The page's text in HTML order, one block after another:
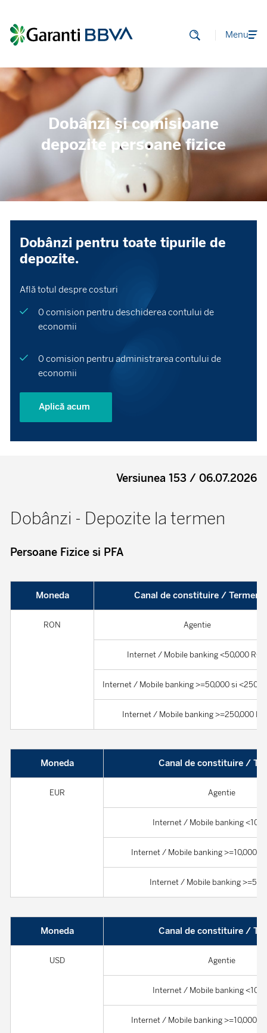
Menu
Dobânzi și comisioane
depozite persoane fizice
Dobânzi pentru toate tipurile de
depozite.
Află totul despre costuri
0 comision pentru deschiderea contului de
economii
0 comision pentru administrarea contului de
economii
Aplică acum
Versiunea 153 / 06.07.2026
Dobânzi - Depozite la termen
Persoane Fizice si PFA
Moneda Canal de constituire / Termen
RON Agentie
Internet / Mobile banking <50,000
Internet / Mobile banking >=50,000 si
Internet / Mobile banking >=250,000
Moneda Canal de constituire /
EUR Agentie
Internet / Mobile banking
Internet / Mobile banking >=10,000 si
Internet / Mobile banking
Moneda Canal de constituire /
USD Agentie
Internet / Mobile banking
Internet / Mobile banking >=10,000 si